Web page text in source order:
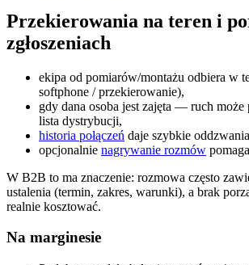
Przekierowania na teren i
zgłoszeniach
ekipa od pomiarów/montażu odbiera w
softphone / przekierowanie),
gdy dana osoba jest zajęta — ruch
lista dystrybucji,
historia połączeń daje szybkie
opcjonalnie nagrywanie rozmów
W B2B to ma znaczenie: rozmowa często
ustalenia (termin, zakres, warunki), a brak
realnie kosztować.
Na marginesie